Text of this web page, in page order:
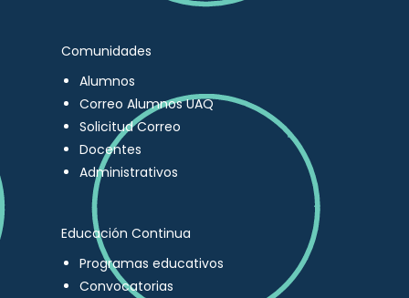
Comunidades
Alumnos
Correo Alumnos UAQ
Solicitud Correo
Docentes
Administrativos
Educación Continua
Programas educativos
Convocatorias